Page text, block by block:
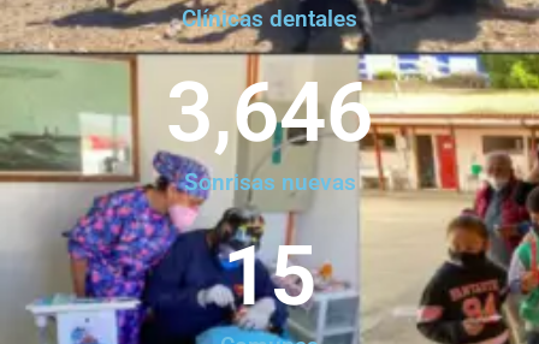
Clínicas dentales
Sonrisas nuevas
3,646
15